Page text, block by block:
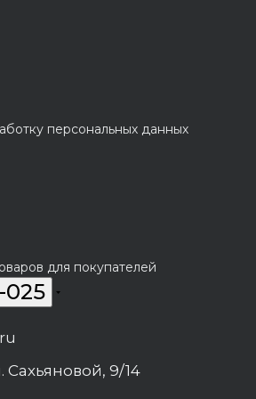
персональных данных
для покупателей
025
Сахьяновой, 9/14